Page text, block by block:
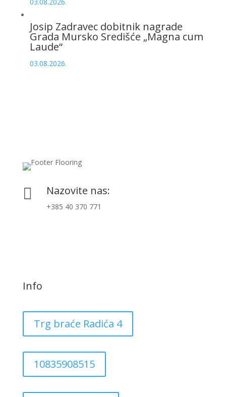
Josip Zadravec dobitnik nagrade
Grada Mursko Središće „Magna cum
Laude“
03.08.2026.
 Nazovite nas:
+385 40 370 771
Info
Trg braće Radića 4
10835908515